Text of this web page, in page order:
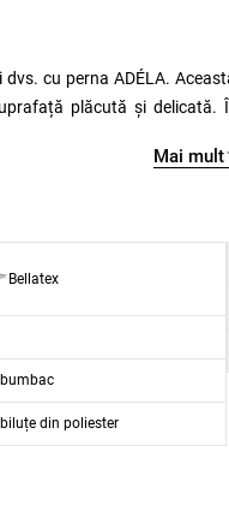
cu perna ADÉLA.
plăcută și
parte dintr-o colecție
dvs. mai confortabilă.
Mai mult
Bellatex
din poliester